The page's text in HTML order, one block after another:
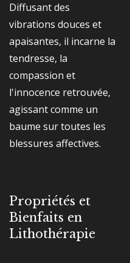
Diffusant des
vibrations douces et
apaisantes, il incarne la
tendresse, la
compassion et
l'innocence retrouvée,
agissant comme un
baume sur toutes les
blessures affectives.
Propriétés et
Bienfaits en
Lithothérapie